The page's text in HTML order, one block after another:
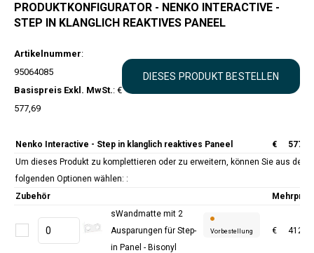
PRODUKTKONFIGURATOR - NENKO INTERACTIVE -
STEP IN KLANGLICH REAKTIVES PANEEL
Artikelnummer:
95064085
Basispreis Exkl. MwSt.: €
577,69
Nenko Interactive - Step in klanglich reaktives Paneel €
577,69
Um dieses Produkt zu komplettieren oder zu erweitern, können Sie aus den
folgenden Optionen wählen: :
Zubehör
Mehrpreis
sWandmatte mit 2
Ausparungen für Step-
in Panel - Bisonyl
Vorbestellung € 412,40